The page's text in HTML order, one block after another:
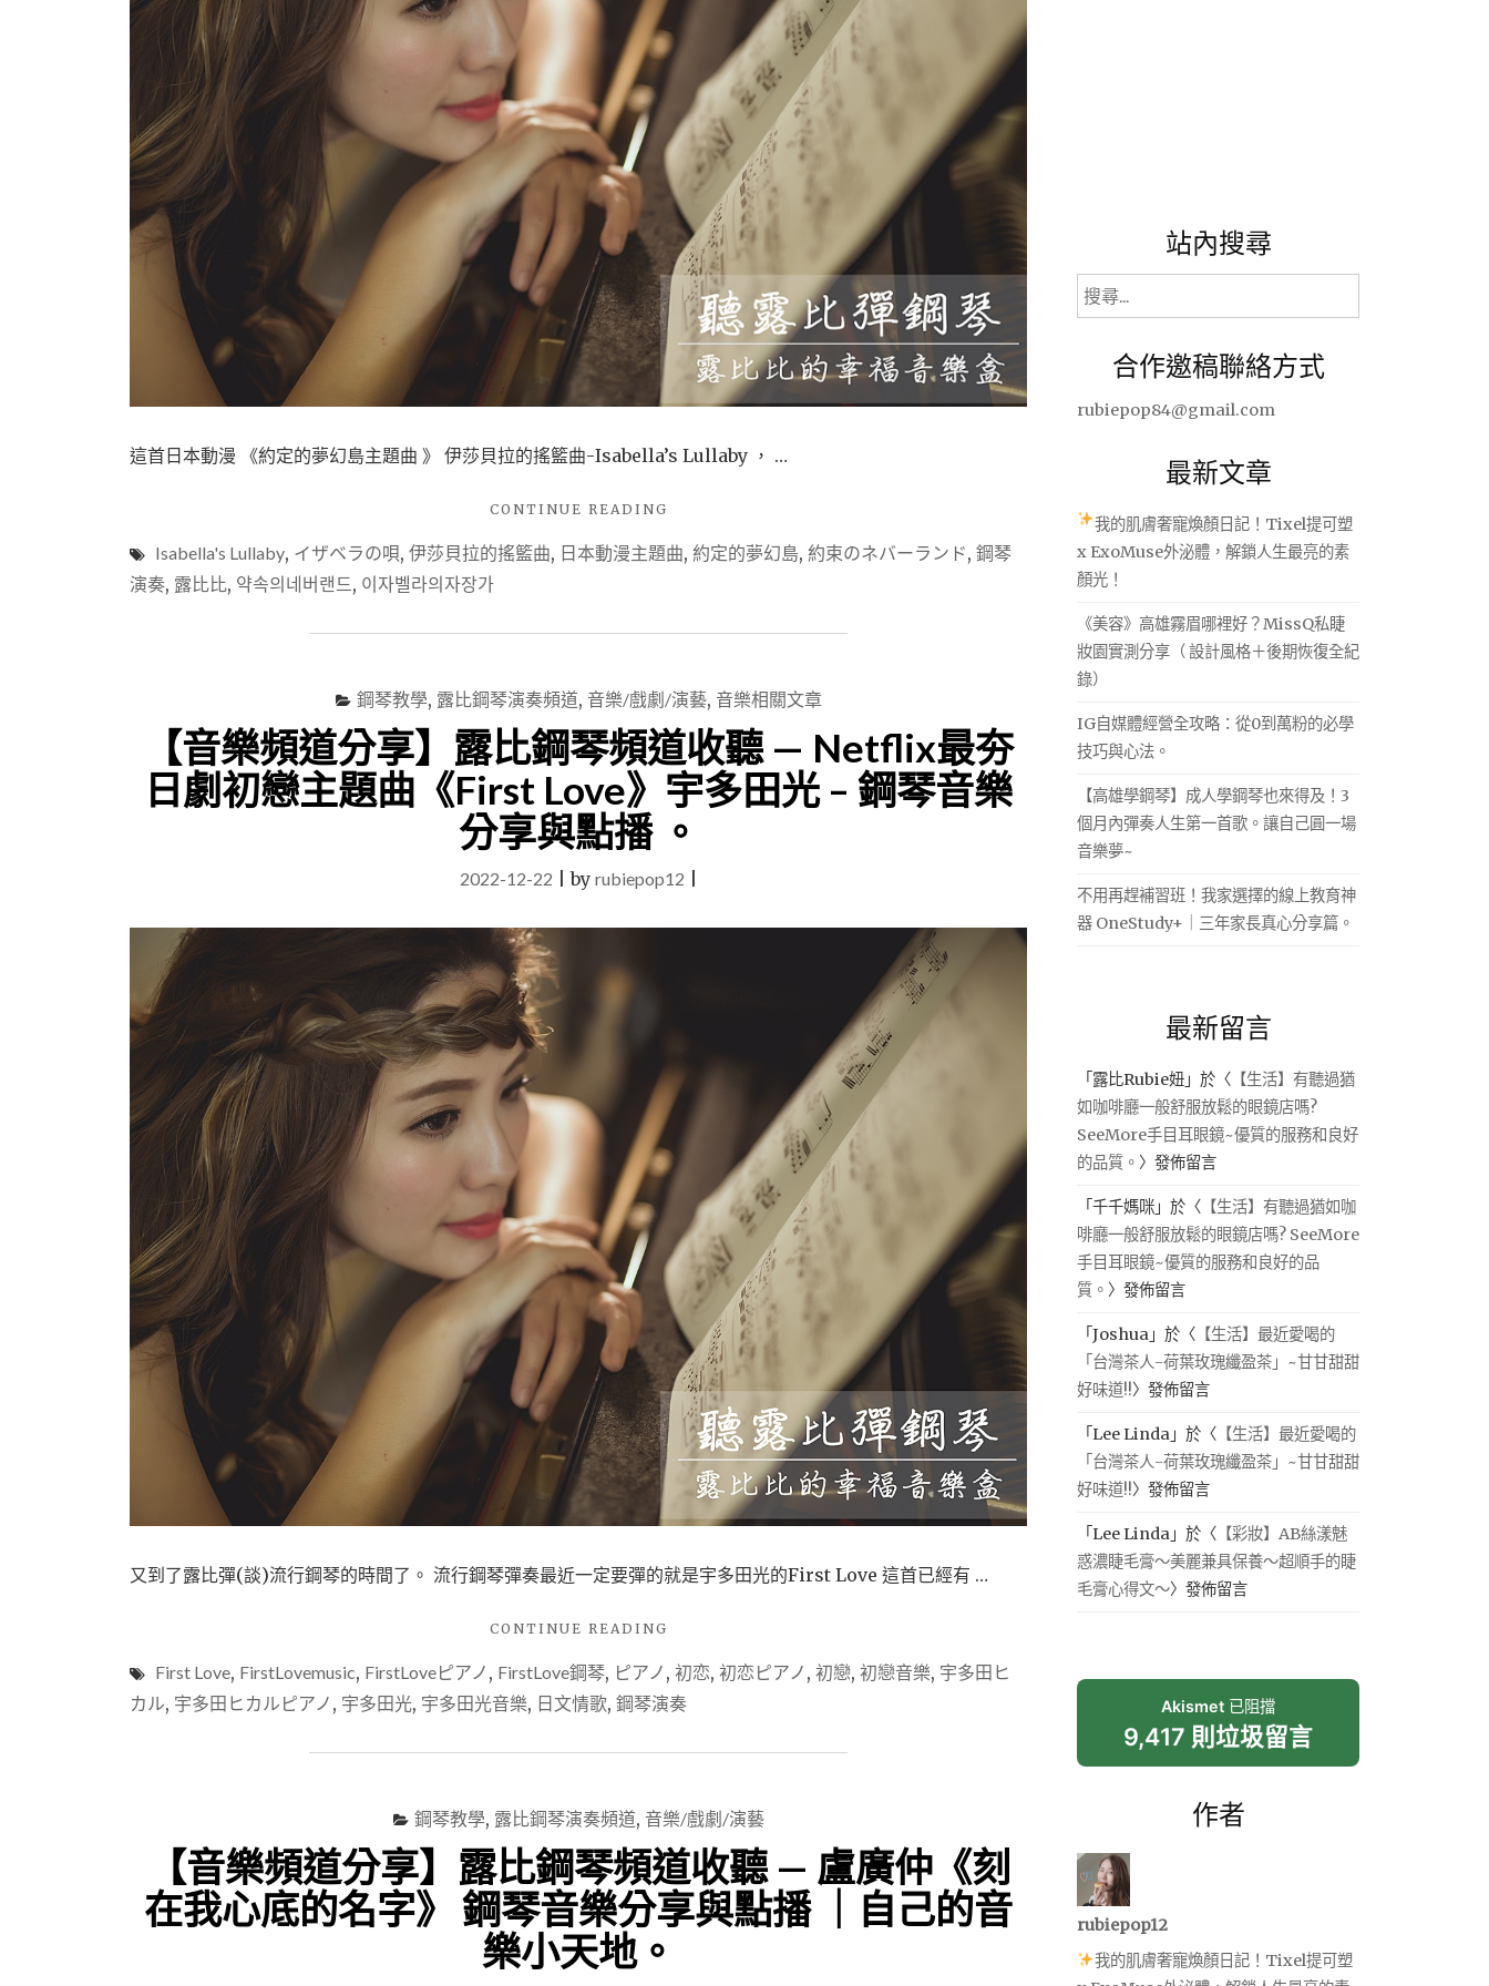
這首日本動漫 《約定的夢幻島主題曲 》 伊莎貝拉的搖籃曲-Isabella’s Lullaby ， …
CONTINUE READING
頻
鋼
頻
道
收
聽
—
本
漫
主
題
》
夢
島
伊
莎
貝
拉
的
搖
籃
ISABELLA’S
LULLABY
琴
本
動
畫
彈
琴
PIANO
COVER
鋼
Isabella's Lullaby, イザベラの唄, 伊莎貝拉的搖籃曲, 日本動漫主題曲, 約定的夢幻島, 約束のネバーランド, 鋼琴
演奏, 露比比, 약속의네버랜드, 이자벨라의자장가
鋼琴教學, 露比鋼琴演奏頻道, 音樂/戲劇/演藝, 音樂相關文章
【音樂頻道分享】露比鋼琴頻道收聽 — Netflix最夯
日劇初戀主題曲《First Love》宇多田光 – 鋼琴音樂
分享與點播 。
2022-12-22 |by rubiepop12
又到了露比彈(談)流行鋼琴的時間了。 流行鋼琴彈奏最近一定要彈的就是宇多田光的First Love 這首已經有 …
CONTINUE READING
頻
道
鋼
頻
道
收
聽
First Love, FirstLovemusic, FirstLoveピアノ , FirstLove鋼琴, ピアノ , 初恋, 初恋ピアノ , 初戀, 初戀音樂, 宇多田ヒ
カル, 宇多田ヒカルピアノ , 宇多田光, 宇多田光音樂, 日文情歌, 鋼琴演奏
鋼琴教學, 露比鋼琴演奏頻道, 音樂/戲劇/演藝
【音樂頻道分享】露比鋼琴頻道收聽 — 盧廣仲《刻
在我心底的名字》 鋼琴音樂分享與點播 ｜自己的音
樂小天地。
站內搜尋
搜
尋
合作邀稿聯絡方式
rubiepop84@gmail.com
最新文章
我的肌膚奢寵煥顏日記！Tixel提可塑
x ExoMuse外泌體，解鎖人生最亮的素
顏光！
《美容》高雄霧眉哪裡好？MissQ私睫
妝園實測分享（ 設計風格＋後期恢復全紀
錄）
IG自媒體經營全攻略：從0到萬粉的必學
技巧與心法。
【高雄學鋼琴】成人學鋼琴也來得及！3
個月內彈奏人生第一首歌。讓自己圓一場
音樂夢~
不用再趕補習班！我家選擇的線上教育神
器 OneStudy+｜三年家長真心分享篇。
最新留言
「 露比Rubie妞 」於〈 【生活】有聽過猶
如咖啡廳一般舒服放鬆的眼鏡店嗎?
SeeMore手目耳眼鏡~優質的服務和良好
的品質。 〉發佈留言
「千千媽咪 」於〈 【生活】有聽過猶如咖
啡廳一般舒服放鬆的眼鏡店嗎? SeeMore
手目耳眼鏡~優質的服務和良好的品
質。 〉發佈留言
「Joshua 」於〈 【生活】最近愛喝的
「台灣茶人-荷葉玫瑰纖盈茶」~甘甘甜甜
好味道!!〉發佈留言
「Lee Linda 」於〈 【生活】最近愛喝的
「台灣茶人-荷葉玫瑰纖盈茶」~甘甘甜甜
好味道!!〉發佈留言
「Lee Linda 」於〈 【彩妝】AB絲漾魅
惑濃睫毛膏～美麗兼具保養～超順手的睫
毛膏心得文～〉發佈留言
Akismet 已阻擋
9,417 則垃圾留言
作者
rubiepop12
我的肌膚奢寵煥顏日記！Tixel提可塑